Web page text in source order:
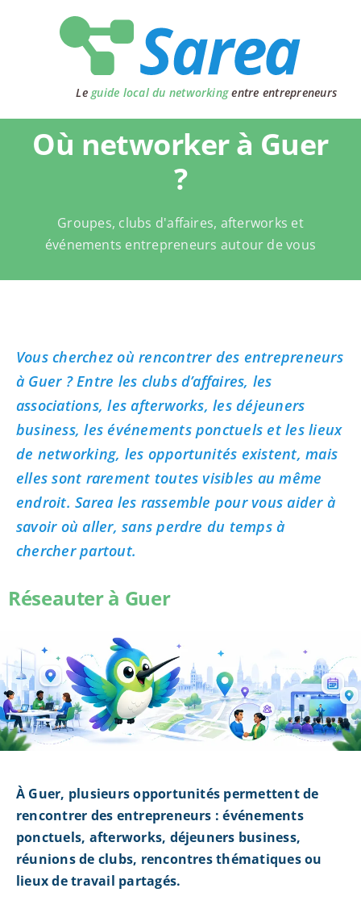
Le guide local du networkingentre entrepreneurs
Où networker à Guer
?
Groupes, clubs d'affaires, afterworks et
événements entrepreneurs autour de vous
Vous cherchez où rencontrer des entrepreneurs
à Guer ? Entre les clubs d’affaires, les
associations, les afterworks, les déjeuners
business, les événements ponctuels et les lieux
de networking, les opportunités existent, mais
elles sont rarement toutes visibles au même
endroit. Sarea les rassemble pour vous aider à
savoir où aller, sans perdre du temps à
chercher partout.
Réseauter à Guer
À Guer, plusieurs opportunités permettent de
rencontrer des entrepreneurs : événements
ponctuels, afterworks, déjeuners business,
réunions de clubs, rencontres thématiques ou
lieux de travail partagés.